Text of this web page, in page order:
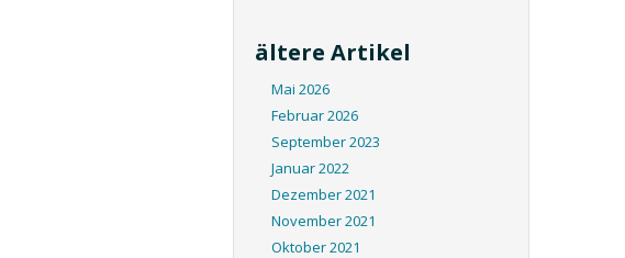
ältere Artikel
Mai 2026
Februar 2026
September 2023
Januar 2022
Dezember 2021
November 2021
Oktober 2021